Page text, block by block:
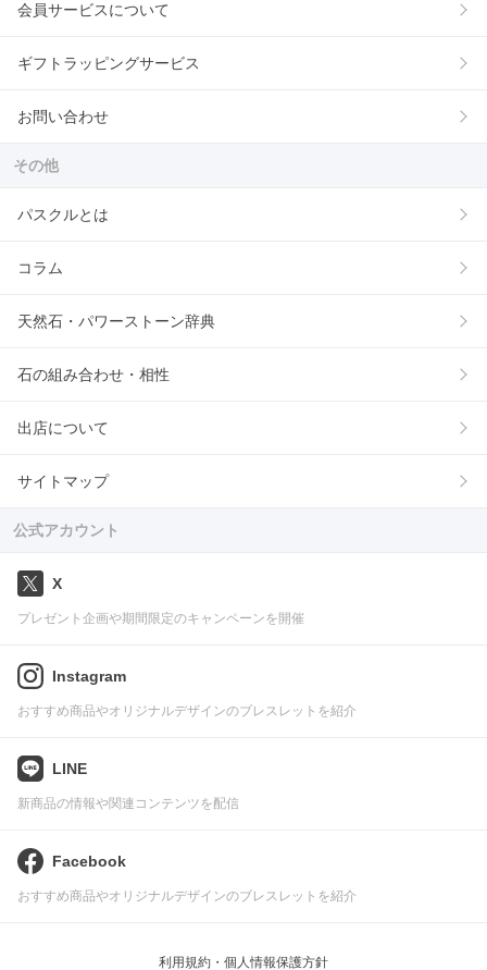
会員サービスについて
ギフトラッピングサービス
お問い合わせ
その他
パスクルとは
コラム
天然石・パワーストーン辞典
石の組み合わせ・相性
出店について
サイトマップ
公式アカウント
X
プレゼント企画や期間限定のキャンペーンを開催
Instagram
おすすめ商品やオリジナルデザインのブレスレットを紹介
LINE
新商品の情報や関連コンテンツを配信
Facebook
おすすめ商品やオリジナルデザインのブレスレットを紹介
利用規約・個人情報保護方針